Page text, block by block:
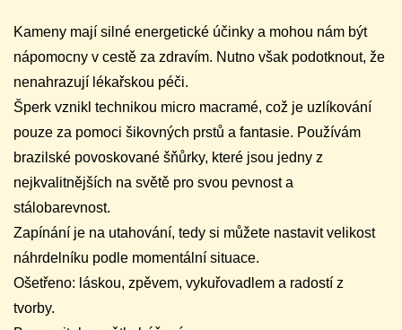
Kameny mají silné energetické účinky a mohou nám být
nápomocny v cestě za zdravím. Nutno však podotknout, že
nenahrazují lékařskou péči.
Šperk vznikl technikou micro macramé, což je uzlíkování
pouze za pomoci šikovných prstů a fantasie. Používám
brazilské povoskované šňůrky, které jsou jedny z
nejkvalitnějších na světě pro svou pevnost a
stálobarevnost.
Zapínání je na utahování, tedy si můžete nastavit velikost
náhrdelníku podle momentální situace.
Ošetřeno: láskou, zpěvem, vykuřovadlem a radostí z
tvorby.